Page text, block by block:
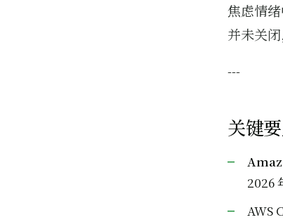
焦虑情
并未关
---
关键
2026
AWS